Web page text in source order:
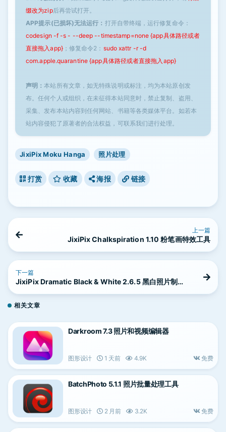
缀改为zip后再尝试打开。
APP提示(已损坏)无法运行： 打开自带终端，运行修复命令：
codesign -f -s - --deep --timestamp=none {app具体路径或者
直接拖入app}；修复命令2： sudo xattr -r -d
com.apple.quarantine {app具体路径或者直接拖入app}
声明：本站所有文章，如无特殊说明或标注，均为本站原创发
布。任何个人或组织，在未征得本站同意时，禁止复制、盗用、
采集、发布本站内容到任何网站、书籍等各类媒体平台。如若本
站内容侵犯了原著者的合法权益，可联系我们进行处理。
JixiPix Moku Hanga 照片处理
打赏 收藏 海报 链接
上一篇
JixiPix Chalkspiration 1.10 粉笔画特效工具
下一篇
JixiPix Dramatic Black & White 2.6.5 黑白照片制作
相关文章
Darkroom 7.3 照片和视频编辑器
图形设计 1 天前 4.9K 免费
BatchPhoto 5.1.1 照片批量处理工具
图形设计 2 月前 3.2K 免费